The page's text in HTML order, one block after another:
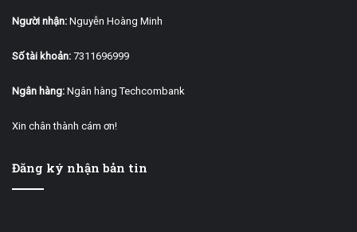
Người nhận: Nguyễn Hoàng Minh
Số tài khoản: 7311696999
Ngân hàng: Ngân hàng Techcombank
Xin chân thành cám ơn!
Đăng ký nhận bản tin